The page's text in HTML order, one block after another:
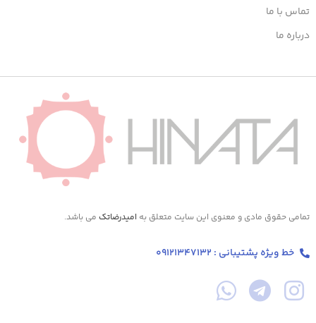
تماس با ما
درباره ما
تمامی حقوق مادی و معنوی این سایت متعلق به امیدرضاتک می باشد.
خط ویژه پشتیبانی : 09121347132